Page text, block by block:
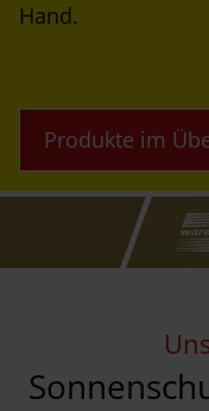
Hand.
Produkte im